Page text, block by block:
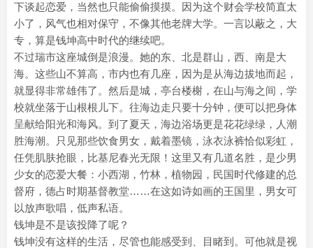
下谈起恋爱，当然也只能偷偷摸摸。因为这个财会学校简直太
小了，风气也相对保守，不像其他老牌大学。一言以蔽之，大
专，算是钱坤高中时代的继续吧。
不过瑞市这座城倒是浪漫。她的东、北是群山，西、南是大
海。这些山不算高，市内也有几座，因为是从海边拔地而起，
就显得非常雄伟了。然后是城，亭台楼榭，在山与海之间，学
校就坐落于山根根儿下。往海边走只要十分钟，便可以把身体
呈献给阳光和海风。到了夏天，海边浴场更是花花绿绿，人潮
胜海潮。只见那些饮食男女，戴着墨镜，泳衣泳裤恰似彩虹，
任凭肌肤抢眼，比基尼春光无限！这里又有几道名胜，是少男
少女的恋爱大餐：小西湖，竹林，植物园，民国时代修建的总
督府，德占时期基督教堂……在这如诗如画的王国里，男女可
以放声歌唱，低声私语。
钱坤是不是该投降了呢？
钱坤没有这样的生活，尽管也能感受到、目睹到。可他就是视